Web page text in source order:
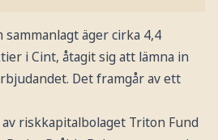
äger cirka 4,4
i Cint, åtagit sig att lämna in
Det framgår av ett
riskkapitalbolaget Triton Fund